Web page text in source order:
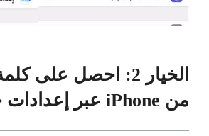
من iPhone عبر إعدادات جهاز التوجيه